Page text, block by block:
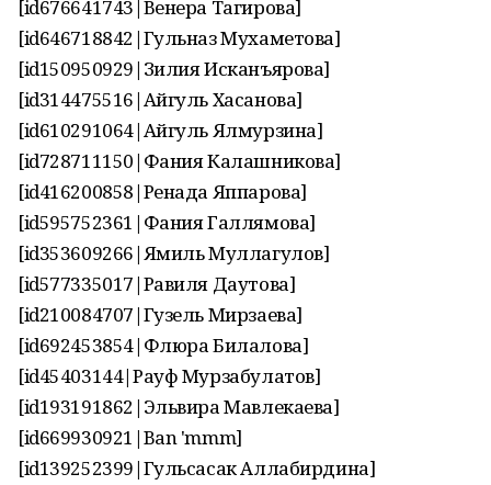
[id676641743|Венера Тагирова]
[id646718842|Гульназ Мухаметова]
[id150950929|Зилия Исканъярова]
[id314475516|Айгуль Хасанова]
[id610291064|Айгуль Ялмурзина]
[id728711150|Фания Калашникова]
[id416200858|Ренада Яппарова]
[id595752361|Фания Галлямова]
[id353609266|Ямиль Муллагулов]
[id577335017|Равиля Даутова]
[id210084707|Гузель Мирзаева]
[id692453854|Флюра Билалова]
[id45403144|Рауф Мурзабулатов]
[id193191862|Эльвира Мавлекаева]
[id669930921|Ban 'mmm]
[id139252399|Гульсасак Аллабирдина]